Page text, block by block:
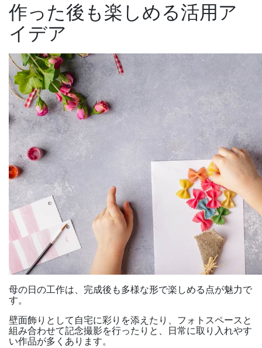
作った後も楽しめる活用ア
イデア
母の日の工作は、完成後も多様な形で楽しめる点が魅力で
す。
壁面飾りとして自宅に彩りを添えたり、フォトスペースと
組み合わせて記念撮影を行ったりと、日常に取り入れやす
い作品が多くあります。